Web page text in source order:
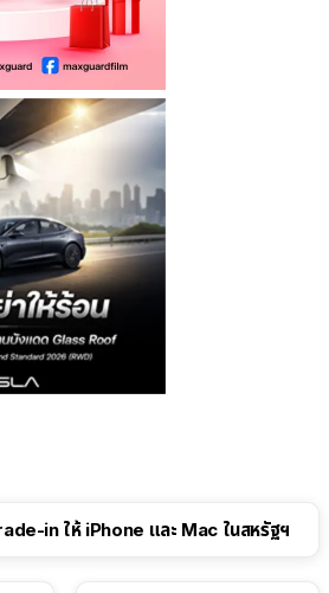
in ให้ iPhone และ Mac ในสหรัฐฯ